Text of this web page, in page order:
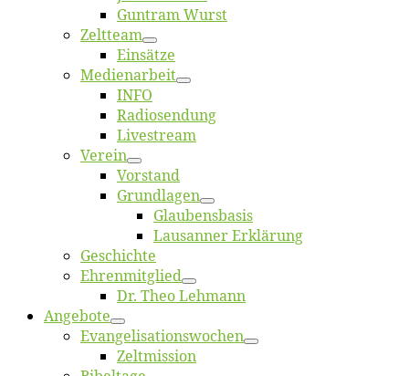
Gun­tram Wurst
Zelt­team
Ein­sät­ze
Me­di­en­ar­beit
INFO
Ra­dio­sen­dung
Live­stream
Ver­ein
Vor­stand
Grund­la­gen
Glaubens­ba­sis
Lausan­ner Erklärung
Ge­schich­te
Eh­ren­mit­glied
Dr. Theo Lehmann
An­ge­bo­te
Evangelisa­tions­wo­chen
Zelt­mis­si­on